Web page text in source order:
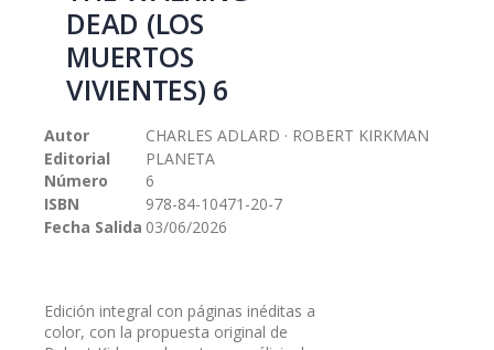
imágenes
DEAD (LOS
MUERTOS
VIVIENTES) 6
Autor
CHARLES ADLARD · ROBERT KIRKMAN
Editorial
PLANETA
Número
6
ISBN
978-84-10471-20-7
Fecha Salida 03/06/2026
Edición integral con páginas inéditas a
color, con la propuesta original de